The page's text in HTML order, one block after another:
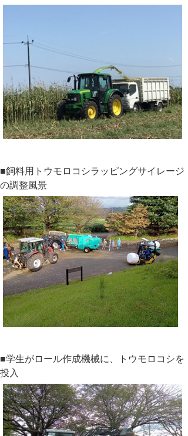
■飼料用トウモロコシラッピングサイレージ
の調整風景
■学生がロール作成機械に、トウモロコシを
投入